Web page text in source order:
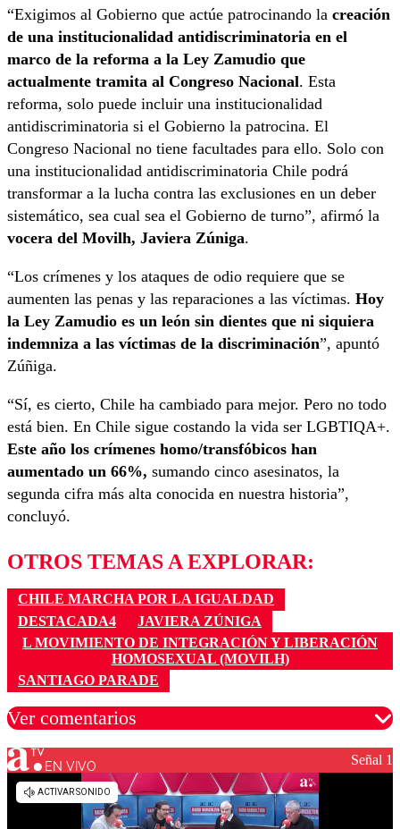
“Exigimos al Gobierno que actúe patrocinando la creación
de una institucionalidad antidiscriminatoria en el
marco de la reforma a la Ley Zamudio que
actualmente tramita al Congreso Nacional. Esta
reforma, solo puede incluir una institucionalidad
antidiscriminatoria si el Gobierno la patrocina. El
Congreso Nacional no tiene facultades para ello. Solo con
una institucionalidad antidiscriminatoria Chile podrá
transformar a la lucha contra las exclusiones en un deber
sistemático, sea cual sea el Gobierno de turno”, afirmó la
vocera del Movilh, Javiera Zúniga.
“Los crímenes y los ataques de odio requiere que se
aumenten las penas y las reparaciones a las víctimas. Hoy
la Ley Zamudio es un león sin dientes que ni siquiera
indemniza a las víctimas de la discriminación”, apuntó
Zúñiga.
“Sí, es cierto, Chile ha cambiado para mejor. Pero no todo
está bien. En Chile sigue costando la vida ser LGBTIQA+.
Este año los crímenes homo/transfóbicos han
aumentado un 66%, sumando cinco asesinatos, la
segunda cifra más alta conocida en nuestra historia”,
concluyó.
OTROS TEMAS A EXPLORAR:
CHILE MARCHA POR LA IGUALDAD
DESTACADA4
JAVIERA ZÚNIGA
L MOVIMIENTO DE INTEGRACIÓN Y LIBERACIÓN
HOMOSEXUAL (MOVILH)
SANTIAGO PARADE
Ver comentarios
Los comentarios son moderados para garantizar un
diálogo respetuoso.
EN VIVO Señal 1